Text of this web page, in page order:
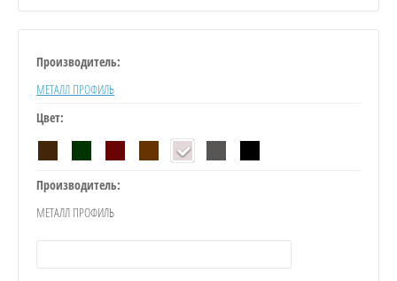
Производитель:
МЕТАЛЛ ПРОФИЛЬ
Цвет:
Производитель:
МЕТАЛЛ ПРОФИЛЬ